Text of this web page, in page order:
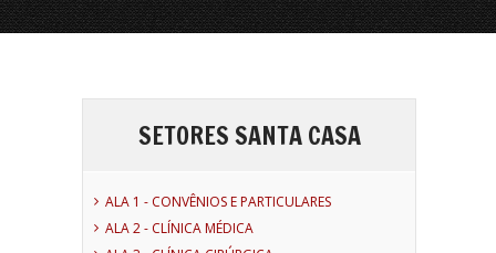
SETORES SANTA CASA
ALA 1 - CONVÊNIOS E PARTICULARES
ALA 2 - CLÍNICA MÉDICA